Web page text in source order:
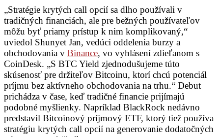
„Stratégie krytých call opcií sa dlho používali v
tradičných financiách, ale pre bežných používateľov
môžu byť priamy prístup k nim komplikovaný,“
uviedol Shunyet Jan, vedúci oddelenia burzy a
obchodovania v Binance, vo vyhlásení zdieľanom s
CoinDesk. „S BTC Yield zjednodušujeme túto
skúsenosť pre držiteľov Bitcoinu, ktorí chcú potenciál
príjmu bez aktívneho obchodovania na trhu.“ Debut
prichádza v čase, keď tradičné financie prijímajú
podobné myšlienky. Napríklad BlackRock nedávno
predstavil Bitcoinový príjmový ETF, ktorý tiež používa
stratégiu krytých call opcií na generovanie dodatočných